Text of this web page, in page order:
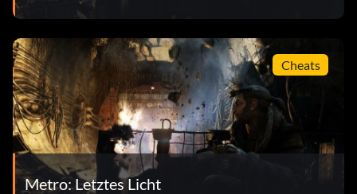
Cheats
Metro: Letztes Licht